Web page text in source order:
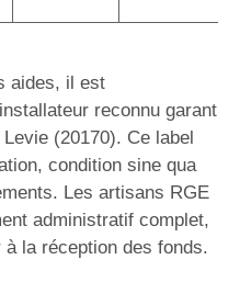
aides, il est
reconnu garant
(20170). Ce label
condition sine qua
Les artisans RGE
administratif complet,
la réception des fonds.